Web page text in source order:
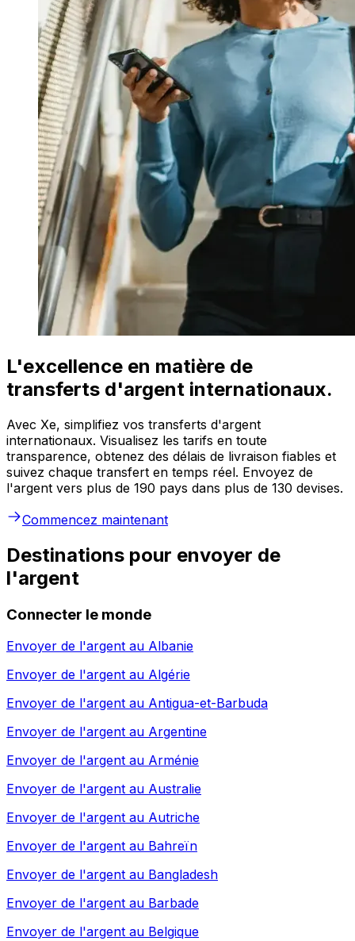
L'excellence en matière de
transferts d'argent internationaux.
Avec Xe, simplifiez vos transferts d'argent
internationaux. Visualisez les tarifs en toute
transparence, obtenez des délais de livraison fiables et
suivez chaque transfert en temps réel. Envoyez de
l'argent vers plus de 190 pays dans plus de 130 devises.
Commencez maintenant
Destinations pour envoyer de
l'argent
Connecter le monde
Envoyer de l'argent au Albanie
Envoyer de l'argent au Algérie
Envoyer de l'argent au Antigua-et-Barbuda
Envoyer de l'argent au Argentine
Envoyer de l'argent au Arménie
Envoyer de l'argent au Australie
Envoyer de l'argent au Autriche
Envoyer de l'argent au Bahreïn
Envoyer de l'argent au Bangladesh
Envoyer de l'argent au Barbade
Envoyer de l'argent au Belgique